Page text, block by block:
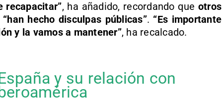
recapacitar”, ha añadido, recordando que otros
hecho disculpas públicas”. “Es importante
y la vamos a mantener”, ha recalcado.
y su relación con